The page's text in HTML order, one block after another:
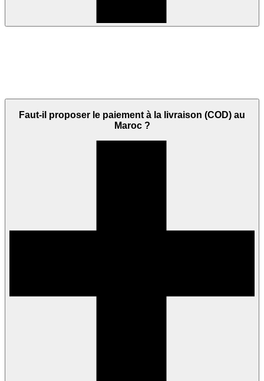
Faut-il proposer le paiement à la livraison (COD) au
Maroc ?